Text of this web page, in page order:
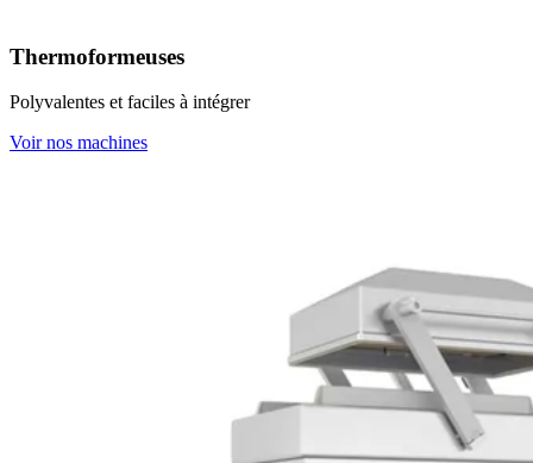
Thermoformeuses
Polyvalentes et faciles à intégrer
Voir nos machines